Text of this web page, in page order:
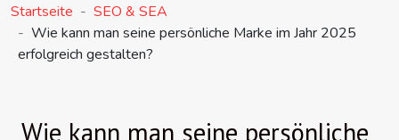
Startseite
SEO & SEA
Wie kann man seine persönliche Marke im Jahr 2025
erfolgreich gestalten?
Wie kann man seine persönliche